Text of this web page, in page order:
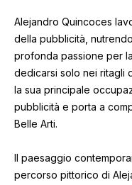
Alejandro Quincoces
della pubblicità,
profonda passione per
dedicarsi solo nei ritagli
la sua principale
pubblicità e porta a
Belle Arti.
Il paesaggio
percorso pittorico di